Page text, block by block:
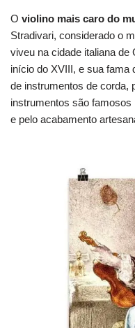
O violino mais caro do
Stradivari, considerado o
viveu na cidade italiana de
início do XVIII, e sua fama
de instrumentos de corda,
instrumentos são famosos
e pelo acabamento